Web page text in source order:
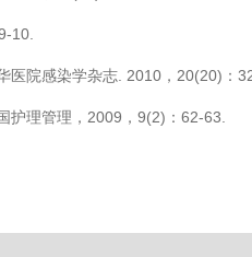
10.
医院感染学杂志. 2010，20(20)：
护理管理，2009，9(2)：62-63.